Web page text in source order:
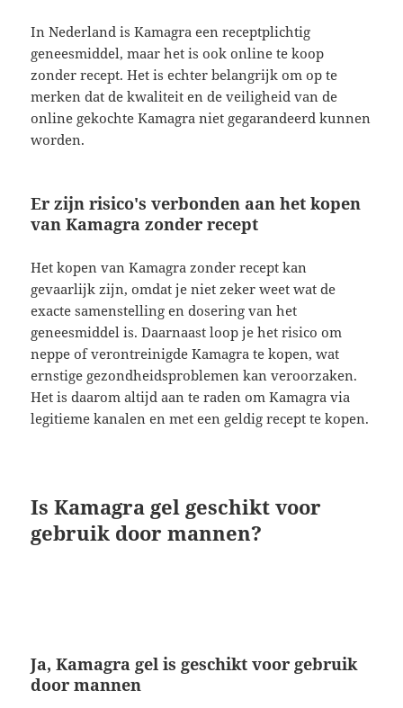
In Nederland is Kamagra een receptplichtig
geneesmiddel, maar het is ook online te koop
zonder recept. Het is echter belangrijk om op te
merken dat de kwaliteit en de veiligheid van de
online gekochte Kamagra niet gegarandeerd kunnen
worden.
Er zijn risico's verbonden aan het kopen
van Kamagra zonder recept
Het kopen van Kamagra zonder recept kan
gevaarlijk zijn, omdat je niet zeker weet wat de
exacte samenstelling en dosering van het
geneesmiddel is. Daarnaast loop je het risico om
neppe of verontreinigde Kamagra te kopen, wat
ernstige gezondheidsproblemen kan veroorzaken.
Het is daarom altijd aan te raden om Kamagra via
legitieme kanalen en met een geldig recept te kopen.
Is Kamagra gel geschikt voor
gebruik door mannen?
Ja, Kamagra gel is geschikt voor gebruik
door mannen